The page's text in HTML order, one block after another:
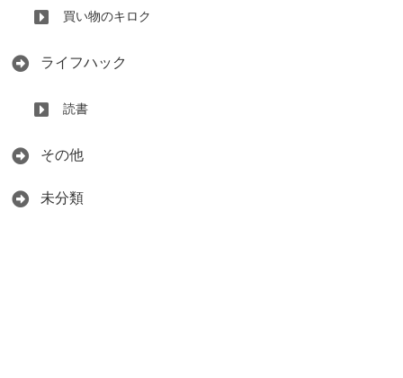
買い物のキロク
ライフハック
読書
その他
未分類